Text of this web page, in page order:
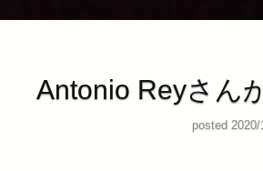
Antonio Reyさん
posted